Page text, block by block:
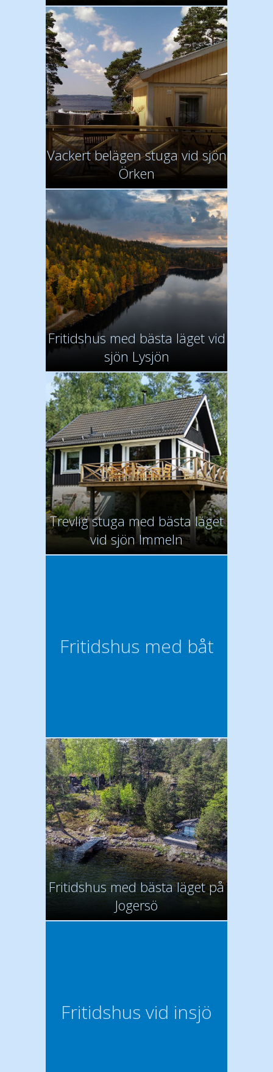
Vackert belägen stuga vid sjön
Örken
Fritidshus med bästa läget vid
sjön Lysjön
Trevlig stuga med bästa läget
vid sjön Immeln
Fritidshus med båt
Fritidshus med bästa läget på
Jogersö
Fritidshus vid insjö